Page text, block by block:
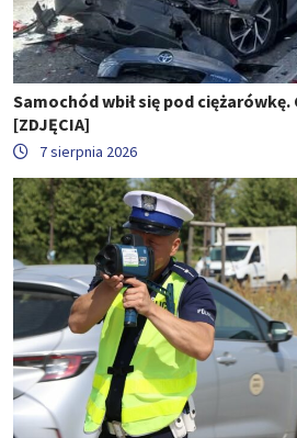
Samochód wbił się pod
[ZDJĘCIA]
7 sierpnia 2026